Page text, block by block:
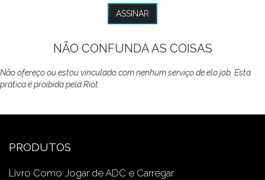
NÃO CONFUNDA AS COISAS
Não ofereço ou estou vinculado com nenhum serviço de elo job. Esta
prática é proibida pela Riot.
PRODUTOS
Livro Como Jogar de ADC e Carregar